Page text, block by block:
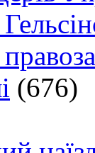
(676)